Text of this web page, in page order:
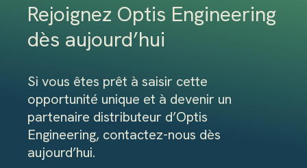
Rejoignez Optis Engineering
dès aujourd’hui
Si vous êtes prêt à saisir cette
opportunité unique et à devenir un
partenaire distributeur d’Optis
Engineering, contactez-nous dès
aujourd’hui.